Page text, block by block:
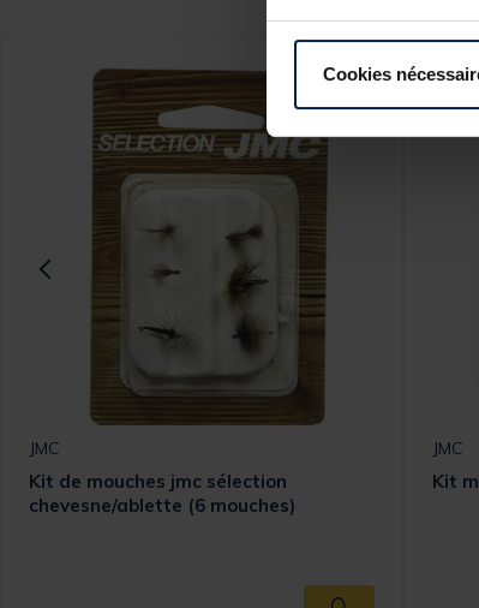
Cookies
JMC
Kit de mouches jmc sélection
chevesne/ablette (6 mouches)
JMC
Kit